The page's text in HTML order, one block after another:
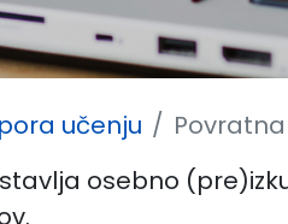
učenju
osebno